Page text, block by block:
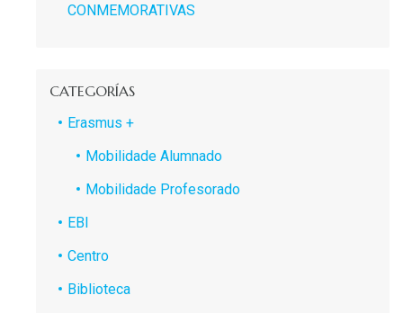
CONMEMORATIVAS
CATEGORÍAS
Erasmus +
Mobilidade Alumnado
Mobilidade Profesorado
EBI
Centro
Biblioteca